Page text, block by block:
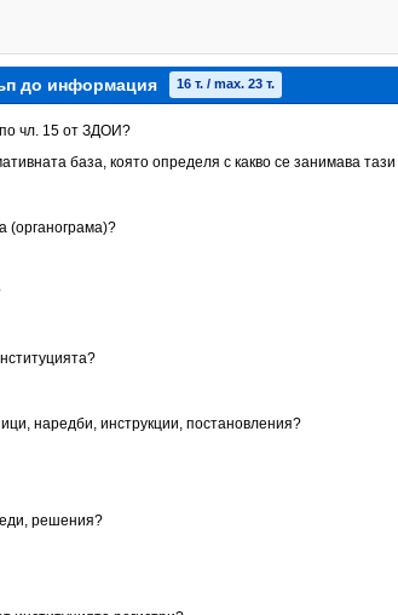
до информация 16 т. / max. 23 т.
чл. 15 от ЗДОИ?
база, която определя с какво се занимава
(органограма)?
наредби, инструкции, постановления?
решения?